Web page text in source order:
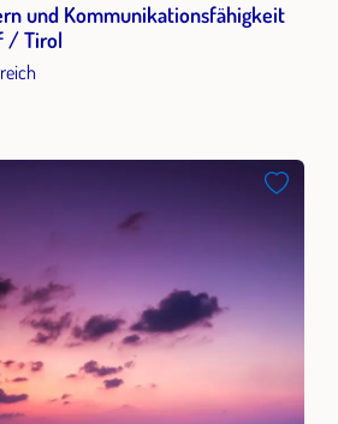
und Kommunikationsfähigkeit
/ Tirol